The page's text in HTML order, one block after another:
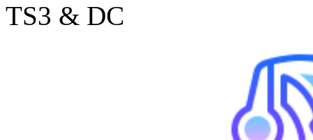
TS3 & DC